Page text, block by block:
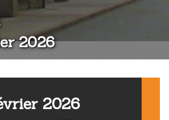
:
2026
2026